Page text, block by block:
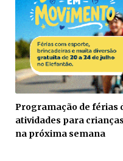
Programação de férias
atividades para
na próxima semana